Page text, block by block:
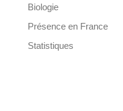
Biologie
Présence en France
Statistiques